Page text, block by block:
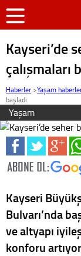
Kayseri’de
çalışmaları
Haberler >Yaşam
başladı
Yaşam
Kayseri
Bulvarı’nda
ve altyapı
konforu